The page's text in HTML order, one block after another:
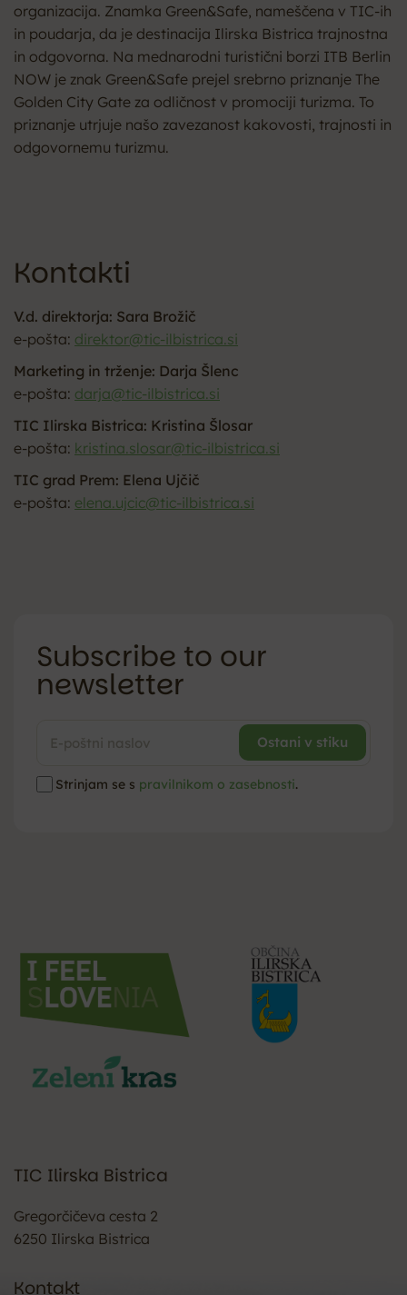
organizacija. Znamka Green&Safe, nameščena v TIC-ih
in poudarja, da je destinacija Ilirska Bistrica trajnostna
in odgovorna. Na mednarodni turistični borzi ITB Berlin
NOW je znak Green&Safe prejel srebrno priznanje The
Golden City Gate za odličnost v promociji turizma. To
priznanje utrjuje našo zavezanost kakovosti, trajnosti in
odgovornemu turizmu.
Kontakti
V.d. direktorja: Sara Brožič
e-pošta: direktor@tic-ilbistrica.si
Marketing in trženje: Darja Šlenc
e-pošta: darja@tic-ilbistrica.si
TIC Ilirska Bistrica: Kristina Šlosar
e-pošta: kristina.slosar@tic-ilbistrica.si
TIC grad Prem: Elena Ujčič
e-pošta: elena.ujcic@tic-ilbistrica.si
Subscribe to our
newsletter
Strinjam se s pravilnikom o zasebnosti.
TIC Ilirska Bistrica
Gregorčičeva cesta 2
6250 Ilirska Bistrica
Kontakt